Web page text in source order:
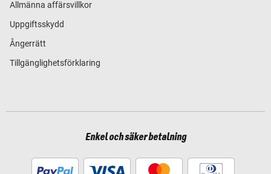
Allmänna affärsvillkor
Uppgiftsskydd
Ångerrätt
Tillgänglighetsförklaring
Enkel och säker betalning